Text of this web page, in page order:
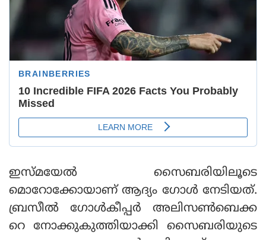
ഇസ്മയേൽ സൈബരിയിലൂടെ
മൊറോക്കോയാണ് ആദ്യം ഗോൾ നേടിയത്.
ബ്രസീൽ ഗോൾകീപ്പർ അലിസൺബെക്ക
റെ നോക്കുകുത്തിയാക്കി സൈബരിയുടെ